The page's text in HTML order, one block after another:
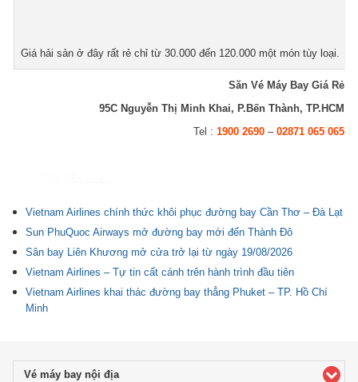
Giá hải sản ở đây rất rẻ chỉ từ 30.000 đến 120.000 một món tùy loại.
Săn Vé Máy Bay Giá Rẻ
95C Nguyễn Thị Minh Khai, P.Bến Thành, TP.HCM
Tel : 1900 2690– 02871 065 065
Vietnam Airlines chính thức khôi phục đường bay Cần Thơ – Đà Lạt
Sun PhuQuoc Airways mở đường bay mới đến Thành Đô
Sân bay Liên Khương mở cửa trở lại từ ngày 19/08/2026
Vietnam Airlines – Tự tin cất cánh trên hành trình đầu tiên
Vietnam Airlines khai thác đường bay thẳng Phuket – TP. Hồ Chí
Minh
Vé máy bay nội địaclick to expand contents